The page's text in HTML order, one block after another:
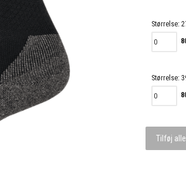
Størrelse:
Størrelse:
Tilføj